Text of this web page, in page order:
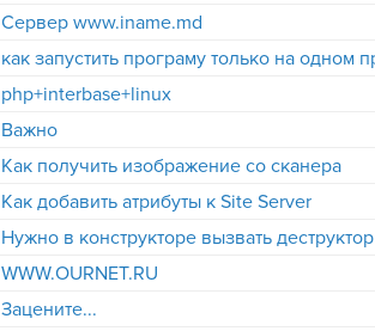
Сервер www.iname.md
как запустить програму только на одном
php+interbase+linux
Важно
Как получить изображение со сканера
Как добавить атрибуты к Site Server
Нужно в конструкторе вызвать
WWW.OURNET.RU
Зацените...